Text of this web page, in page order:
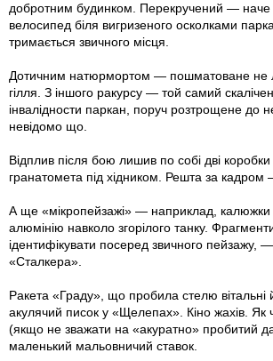
добротним будинком. Перекручений —
велосипед біля вигризеного осколками
тримається звичного місця.
Дотичним натюрмортом — пошматоване не
гілля. З іншого ракурсу — той самий
інвалідности паркан, поруч розтрощене до
невідомо що.
Відплив після бою лишив по собі дві
гранатомета під хідником. Решта за
А ще «мікропейзажі» — наприклад, калюжки
алюмінію навколо згорілого танку.
ідентифікувати посеред звичного пейзажу, —
«Сталкера».
Ракета «Граду», що пробила стелю вітальні
акулячий писок у «Щелепах». Кіно жахів. Як
(якщо не зважати на «акуратно» пробитий
маленький мальовничий ставок.